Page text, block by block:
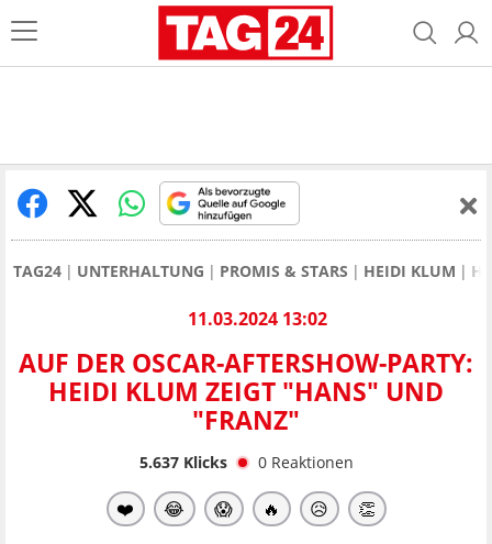
TAG24 UNTERHALTUNG PROMIS & STARS HEIDI KLUM
11.03.2024 13:02
AUF DER OSCAR-AFTERSHOW-PARTY:
HEIDI KLUM ZEIGT "HANS" UND
"FRANZ"
5.637Klicks 0 Reaktionen
❤️ 😂 😱 🔥 😥 👏